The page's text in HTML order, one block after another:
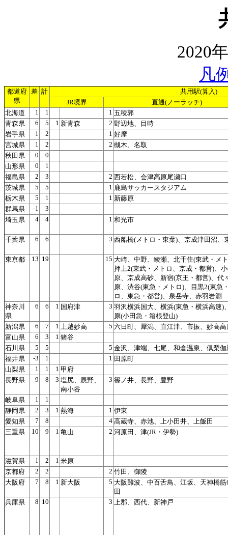
2020
凡
都道府
県
差 計
共用駅(算入)
JR境界
直通(ノーラッチ)
北海道
1 1 1 五稜郭
青森県
6 5 1 新青森 2 野辺地、目時
岩手県
1 2 1 好摩
宮城県
1 2 2 槻木、名取
秋田県
0
0
山形県
0
1
福島県
2 3 2 西若松、会津高原尾瀬口
茨城県
5 5 1 鹿島サッカースタジアム
栃木県
5 1 1 新藤原
群馬県
-1
3
埼玉県
4 4 1 和光市
千葉県 6 6 3 西船橋(メトロ・東葉)、京成津田沼、
東京都 13 19 15 大崎、中野、綾瀬、北千住(東武・メ
押上2(東武・メトロ、京成・都営)、
原、京成高砂、新宿(京王・都営)、代
原、渋谷(東急・メトロ)、目黒2(東急
ロ、東急・都営)、泉岳寺、赤羽岩淵
神奈川
県
6 6 1 国府津 3 羽沢横浜国大、横浜(東急・横浜高速)
原(小田急・箱根登山)
新潟県
6 7 1 上越妙高 5 六日町、犀潟、直江津、市振、妙高高
富山県
6 3 1 猪谷
石川県
5 5 5 金沢、津端、七尾、和倉温泉、倶梨伽
福井県
-3 1 1 田原町
山梨県
1 1 1 甲府
長野県
9 8 3 塩尻、辰野、
南小谷
3 篠ノ井、長野、豊野
岐阜県 1
1
静岡県
2 3 1 熱海 1 伊東
愛知県
7 8 4 高蔵寺、赤池、上小田井、上飯田
三重県
10 9 1 亀山 2 河原田、津(JR・伊勢)
滋賀県 1 2 1 米原
京都府
2 2 2 竹田、御陵
大阪府
7 8 1 新大阪 5 大阪難波、中百舌鳥、江坂、天神橋筋
田
兵庫県
8 10 3 上郡、西代、新神戸